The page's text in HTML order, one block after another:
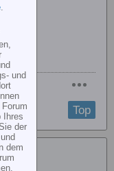
Top
.
und
Ihres
der
dem